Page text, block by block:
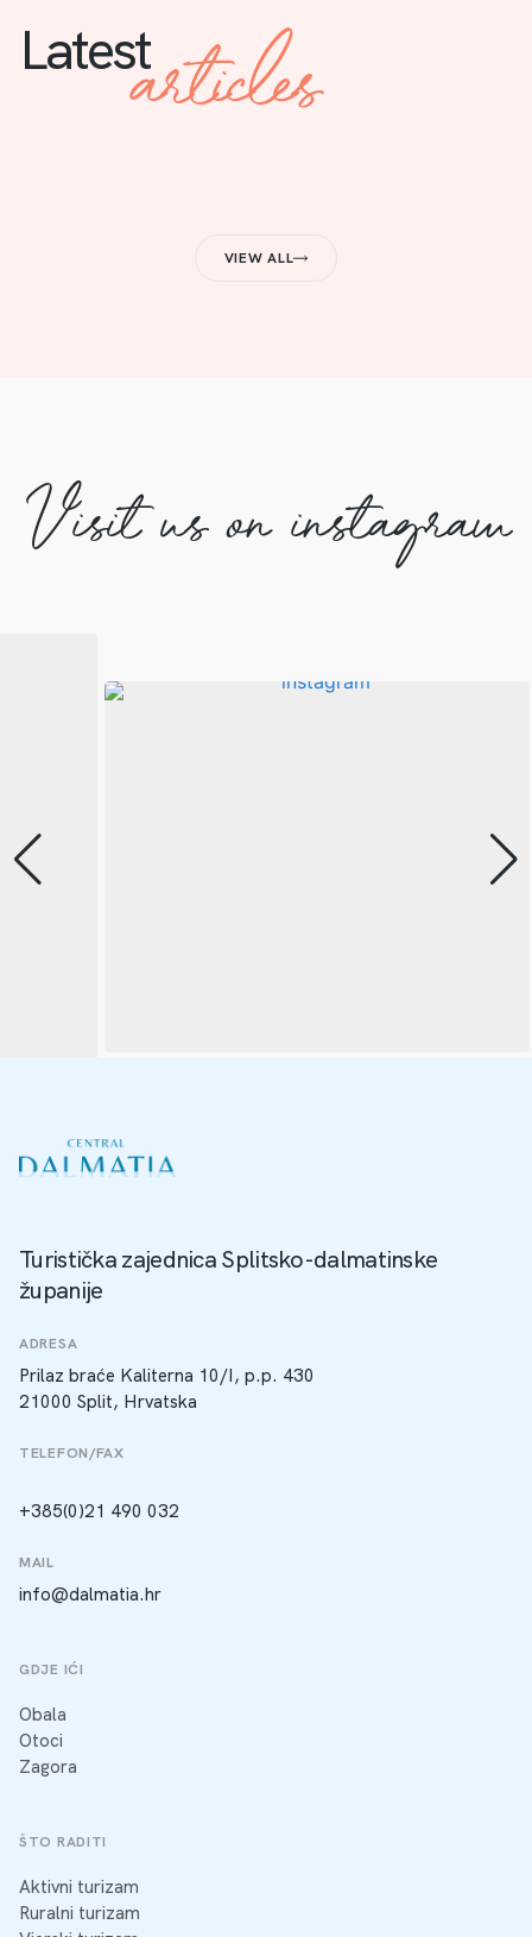
Latestarticles
VIEW ALL
Visit us on instagram
Turistička zajednica Splitsko-dalmatinske
županije
ADRESA
Prilaz braće Kaliterna 10/I, p.p. 430
21000 Split, Hrvatska
TELEFON/FAX
+385(0)21 490 032
MAIL
info@dalmatia.hr
GDJE IĆI
Obala
Otoci
Zagora
ŠTO RADITI
Aktivni turizam
Ruralni turizam